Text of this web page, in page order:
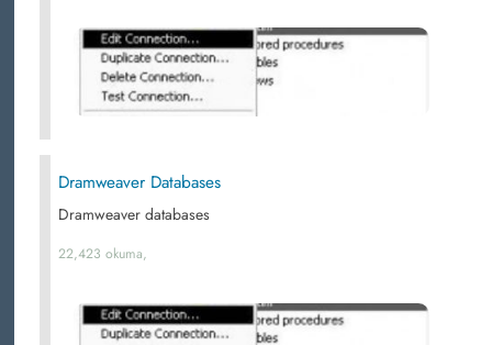
Dramweaver Databases
Dramweaver databases
22,423 okuma,